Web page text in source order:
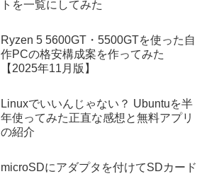
トを一覧にしてみた
Ryzen 5 5600GT・5500GTを使った自
作PCの格安構成案を作ってみた
【2025年11月版】
Linuxでいいんじゃない？ Ubuntuを半
年使ってみた正直な感想と無料アプリ
の紹介
microSDにアダプタを付けてSDカード